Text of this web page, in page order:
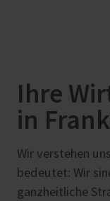
Ihre
in
Wir verstehen
bedeutet: Wir
ganzheitliche